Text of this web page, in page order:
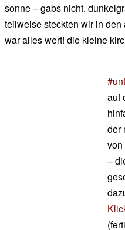
sonne – gabs nicht.
teilweise steckten wir in
war alles wert! die kleine
auf
der
von
–